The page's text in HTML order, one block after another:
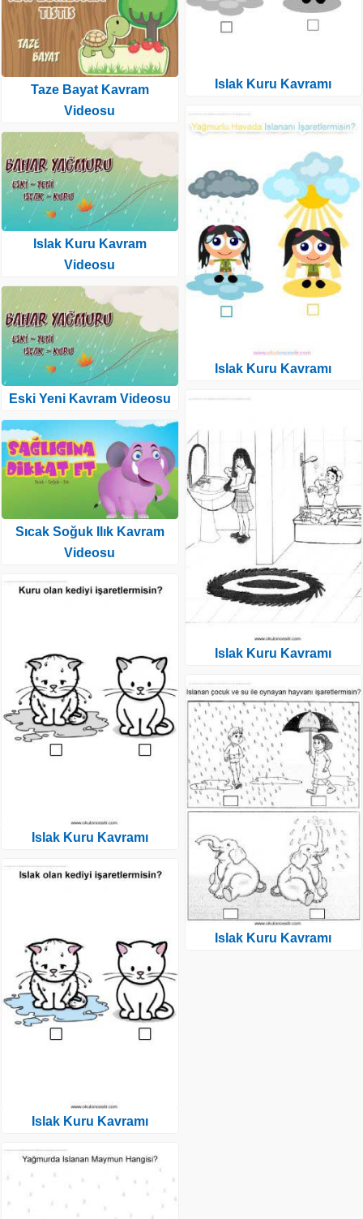
Taze Bayat Kavram
Videosu
Islak Kuru Kavram
Videosu
Eski Yeni Kavram Videosu
Sıcak Soğuk Ilık Kavram
Videosu
Islak Kuru Kavramı
Islak Kuru Kavramı
Islak Kuru Kavramı
Islak Kuru Kavramı
Islak Kuru Kavramı
Islak Kuru Kavramı